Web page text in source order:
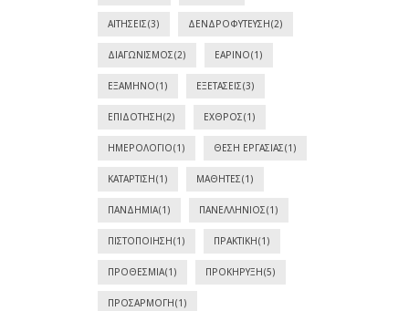
ΑΙΤΉΣΕΙΣ(3) ΔΕΝΔΡΟΦΎΤΕΥΣΗ(2)
ΔΙΑΓΩΝΙΣΜΌΣ(2) ΕΑΡΙΝΌ(1)
ΕΞΆΜΗΝΟ(1) ΕΞΕΤΆΣΕΙΣ(3)
ΕΠΙΔΌΤΗΣΗ(2) ΕΧΘΡΌΣ(1)
ΗΜΕΡΟΛΌΓΙΟ(1) ΘΈΣΗ ΕΡΓΑΣΊΑΣ(1)
ΚΑΤΆΡΤΙΣΗ(1) ΜΑΘΗΤΈΣ(1)
ΠΑΝΔΗΜΊΑ(1) ΠΑΝΕΛΛΉΝΙΟΣ(1)
ΠΙΣΤΟΠΟΊΗΣΗ(1) ΠΡΑΚΤΙΚΉ(1)
ΠΡΟΘΕΣΜΊΑ(1) ΠΡΟΚΉΡΥΞΗ(5)
ΠΡΟΣΑΡΜΟΓΉ(1)